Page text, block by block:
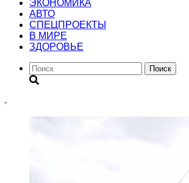
ЭКОНОМИКА
АВТО
СПЕЦПРОЕКТЫ
В МИРЕ
ЗДОРОВЬЕ
Поиск